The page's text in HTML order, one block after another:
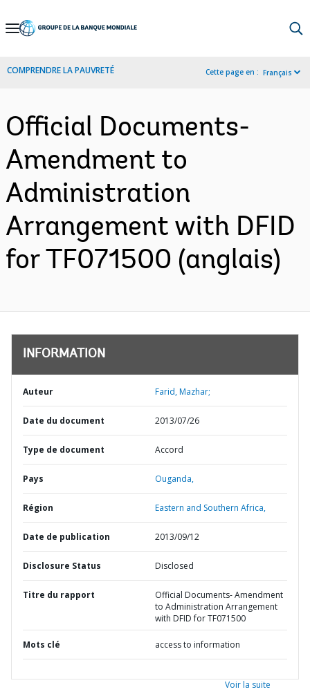
Skip
Navigation
COMPRENDRE LA PAUVRETÉ Cette page en : Français
Official Documents-
Amendment to
Administration
Arrangement with DFID
for TF071500 (anglais)
INFORMATION
Auteur Farid, Mazhar;
Date du document 2013/07/26
Type de document Accord
Pays Ouganda,
Région Eastern and Southern Africa,
Date de publication 2013/09/12
Disclosure Status Disclosed
Titre du rapport
Official Documents- Amendment
to Administration Arrangement
with DFID for TF071500
Mots clé access to information
Voir la suite